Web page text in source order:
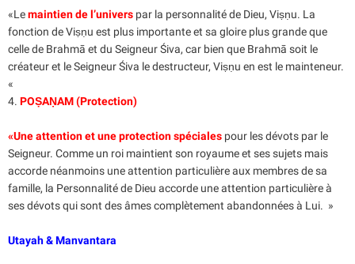
«Lemaintien de l’univers par la personnalité de Dieu, Viṣṇu. La
fonction de Viṣṇu est plus importante et sa gloire plus grande que
celle de Brahmā et du Seigneur Śiva, car bien que Brahmā soit le
créateur et le Seigneur Śiva le destructeur, Viṣṇu en est le mainteneur.
«
4. POṢAṆAM (Protection)
«Une attention et une protection spéciales pour les dévots par le
Seigneur. Comme un roi maintient son royaume et ses sujets mais
accorde néanmoins une attention particulière aux membres de sa
famille, la Personnalité de Dieu accorde une attention particulière à
ses dévots qui sont des âmes complètement abandonnées à Lui. »
Utayah & Manvantara